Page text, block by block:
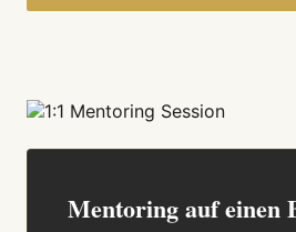
Mentoring auf einen